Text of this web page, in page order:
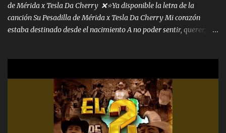
de Mérida x Tesla Da Cherry ❌⭐Ya disponible la letra de la
canción Su Pesadilla de Mérida x Tesla Da Cherry Mi corazón
estaba destinado desde el nacimiento A no poder sentir, querer,
algunas que no lo entiendan Porque ahora soy su pesadilla, lo sé
Soy yo la octava maravilla, no lo niegues Tengo de rodillas a otras
cien Y por más que quieran no me detienen Soy yo la mente que
más brilla, lo ves Pa' mi la vida es tan sencilla No lo entenderías en
tu vida, y está bien Porque lo que tengo nadie lo tiene Una me está